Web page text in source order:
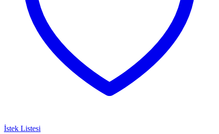
İstek Listesi